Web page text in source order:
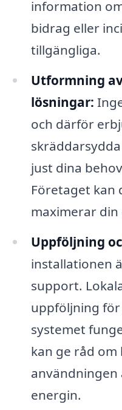
information
bidrag eller
tillgängliga.
Utformning
lösningar:
och därför
just dina
Företaget kan
maximerar
Uppföljning
installationen
support.
uppföljning
systemet
kan ge råd
användningen
energin.